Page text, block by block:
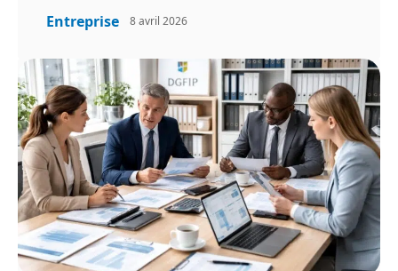
Entreprise 8 avril 2026